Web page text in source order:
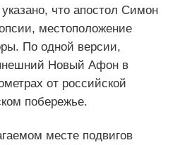
что апостол Симон
местоположение
По одной версии,
Новый Афон в
от российской
побережье.
месте подвигов